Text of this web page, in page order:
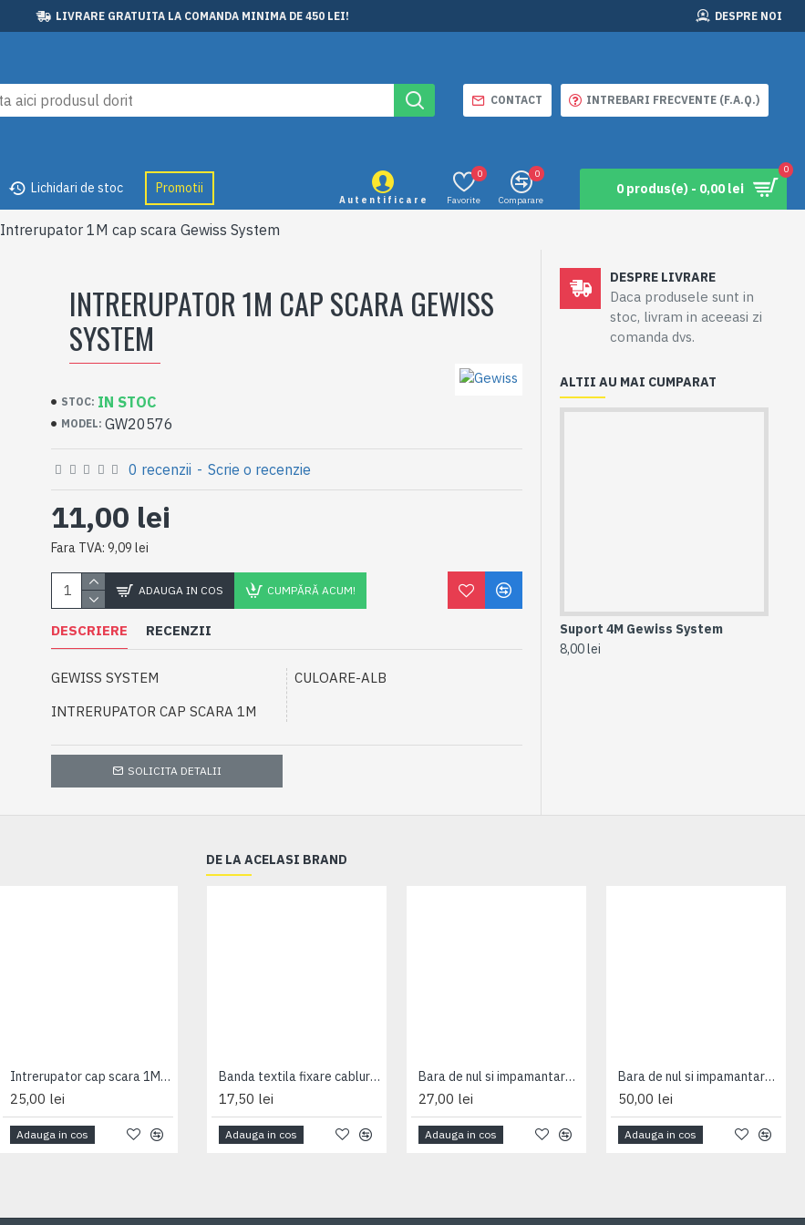
LIVRARE GRATUITA LA COMANDA MINIMA DE 450 LEI! DESPRE NOI
CONTACT INTREBARI FRECVENTE (F.A.Q.)
Lichidari de stoc Promotii
Autentificare Favorite
0
Comparare
0
0 produs(e) - 0,00 lei
0
Intrerupator 1M cap scara Gewiss System
INTRERUPATOR 1M CAP SCARA GEWISS
SYSTEM
STOC: IN STOC
MODEL: GW20576
0 recenzii - Scrie o recenzie
11,00 lei
Fara TVA: 9,09 lei
ADAUGA IN COS CUMPĂRĂ ACUM!
SOLICITA DETALII
DESCRIERE RECENZII
GEWISS SYSTEM
INTRERUPATOR CAP SCARA 1M
CULOARE-ALB
DESPRE LIVRARE
Daca produsele sunt in
stoc, livram in aceeasi zi
comanda dvs.
ALTII AU MAI CUMPARAT
Suport 4M Gewiss System
8,00 lei
Intrerupator cap scara 1M iluminabil Gewiss
25,00 lei
Adauga in cos
Intrerupator cap scara 2M Gewiss System
28,00 lei
Adauga in cos
Intrerupator cruce 1M Gewiss System
25,00 lei
Adauga in cos
DE LA ACELASI BRAND
Banda textila fixare cabluri 10m Gewiss
17,50 lei
Adauga in cos
Bara de nul si impamantare 8M GW40401
27,00 lei
Adauga in cos
Bara de nul si impamantare Gewiss 12M GW40402
50,00 lei
Adauga in cos